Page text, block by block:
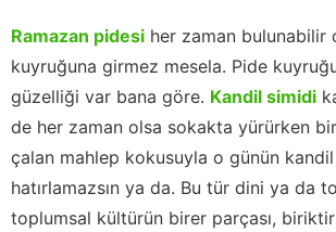
Ramazan pidesi her zaman bulunabilir
kuyruğuna girmez mesela. Pide
güzelliği var bana göre. Kandil simidi
de her zaman olsa sokakta yürürken
çalan mahlep kokusuyla o günün
hatırlamazsın ya da. Bu tür dini ya da
toplumsal kültürün birer parçası,